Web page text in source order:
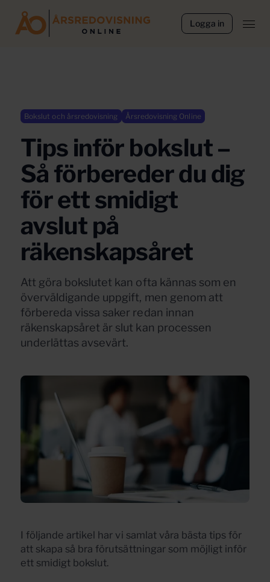
Logga in
Bokslut och årsredovisning Årsredovisning Online
Tips inför bokslut –
Så förbereder du dig
för ett smidigt
avslut på
räkenskapsåret
Att göra bokslutet kan ofta kännas som en
överväldigande uppgift, men genom att
förbereda vissa saker redan innan
räkenskapsåret är slut kan processen
underlättas avsevärt.
I följande artikel har vi samlat våra bästa tips för
att skapa så bra förutsättningar som möjligt inför
ett smidigt bokslut.